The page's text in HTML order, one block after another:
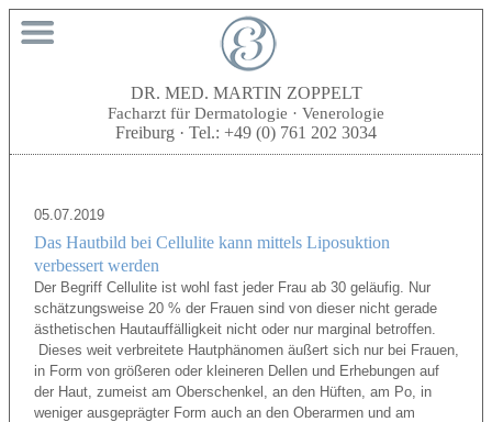
DR. MED. MARTIN ZOPPELT
Facharzt für Dermatologie · Venerologie
Freiburg · Tel.: +49 (0) 761 202 3034
05.07.2019
Das Hautbild bei Cellulite kann mittels Liposuktion
verbessert werden
Der Begriff Cellulite ist wohl fast jeder Frau ab 30 geläufig. Nur
schätzungsweise 20 % der Frauen sind von dieser nicht gerade
ästhetischen Hautauffälligkeit nicht oder nur marginal betroffen.
Dieses weit verbreitete Hautphänomen äußert sich nur bei Frauen,
in Form von größeren oder kleineren Dellen und Erhebungen auf
der Haut, zumeist am Oberschenkel, an den Hüften, am Po, in
weniger ausgeprägter Form auch an den Oberarmen und am